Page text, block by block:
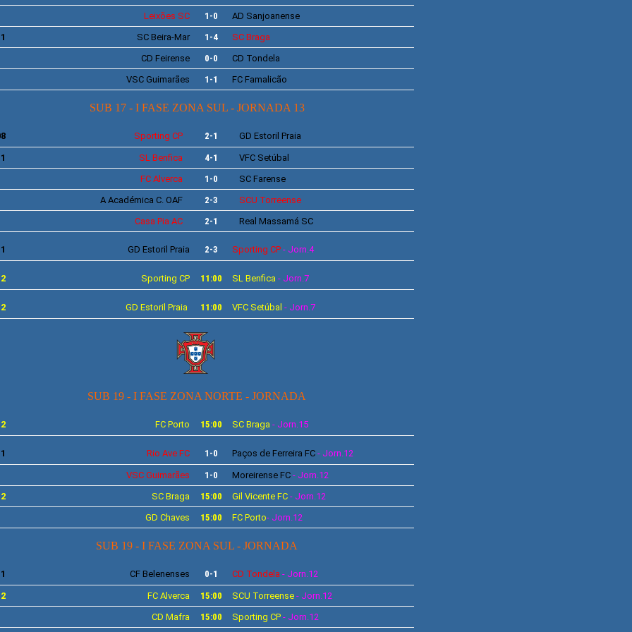
Leixões SC 1-0 AD Sanjoanense
SC Beira-Mar 1-4 SC Braga
CD Feirense 0-0
CD Tondela
VSC Guimarães 1-1 FC Famalicão
SUB 17 - I FASE ZONA SUL - JORNADA 13
Sporting CP 2-1 GD Estoril Praia
SL Benfica 4-1 VFC Setúbal
FC Alverca 1-0 SC Farense
A Académica C. OAF 2-3 SCU Torreense
Casa Pia AC
2-1 Real Massamá SC
GD Estoril Praia 2-3 Sporting CP - Jorn.4
Sporting CP 11:00 SL Benfica - Jorn.7
GD Estoril Praia 11:00 VFC Setúbal - Jorn.7
SUB 19 - I FASE ZONA NORTE - JORNADA
FC Porto 15:00 SC Braga - Jorn.15
Rio Ave FC 1-0 Paços de Ferreira FC - Jorn.12
VSC Guimarães 1-0 Moreirense FC - Jorn.12
SC Braga 15:00 Gil Vicente FC - Jorn.12
GD Chaves
15:00 FC Porto- Jorn.12
SUB 19 - I FASE ZONA SUL - JORNADA
CF Belenenses 0-1 CD Tondela - Jorn.12
FC Alverca 15:00 SCU Torreense - Jorn.12
CD Mafra
15:00 Sporting CP - Jorn.12